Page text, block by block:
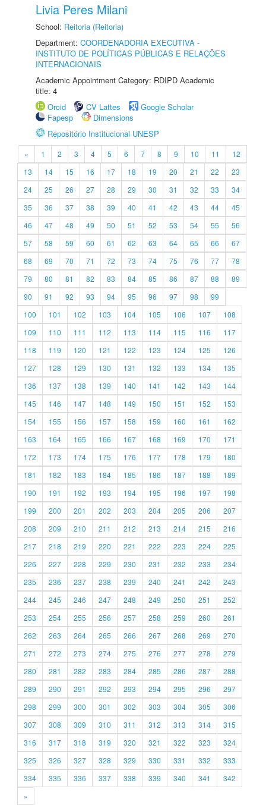
Livia Peres Milani
School: Reitoria (Reitoria)
Department: COORDENADORIA EXECUTIVA -
INSTITUTO DE POLÍTICAS PÚBLICAS E RELAÇÕES
INTERNACIONAIS
Academic Appointment Category: RDIPD Academic
title: 4
Orcid
CV Lattes
Google Scholar
Fapesp
Dimensions
Repositório Institucional UNESP
« 1 2 3 4 5 6 7 8 9 10 11
12
13
14 15 16 17 18 19 20 21 22
23
24
25 26 27 28 29 30 31 32 33
34
35
36 37 38 39 40 41 42 43 44
45
46
47 48 49 50 51 52 53 54 55
56
57
58 59 60 61 62 63 64 65 66
67
68
69 70 71 72 73 74 75 76 77
78
79
80 81 82 83 84 85 86 87 88
89
90
91 92 93 94 95 96 97 98
99
100
101 102 103 104 105 106 107
108
109
110 111 112 113 114 115 116
117
118
119 120 121 122 123 124 125
126
127
128 129 130 131 132 133 134
135
136
137 138 139 140 141 142 143
144
145
146 147 148 149 150 151 152
153
154
155 156 157 158 159 160 161
162
163
164 165 166 167 168 169 170
171
172
173 174 175 176 177 178 179
180
181
182 183 184 185 186 187 188
189
190
191 192 193 194 195 196 197
198
199
200 201 202 203 204 205 206
207
208
209 210 211 212 213 214 215
216
217
218 219 220 221 222 223 224
225
226
227 228 229 230 231 232 233
234
235
236 237 238 239 240 241 242
243
244
245 246 247 248 249 250 251
252
253
254 255 256 257 258 259 260
261
262
263 264 265 266 267 268 269
270
271
272 273 274 275 276 277 278
279
280
281 282 283 284 285 286 287
288
289
290 291 292 293 294 295 296
297
298
299 300 301 302 303 304 305
306
307
308 309 310 311 312 313 314
315
316
317 318 319 320 321 322 323
324
325
326 327 328 329 330 331 332
333
334
335 336 337 338 339 340 341
342
»